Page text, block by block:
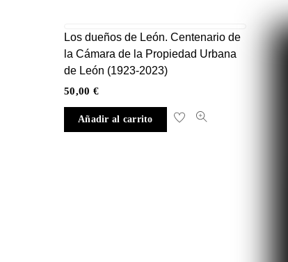
Los dueños de León. Centenario de
la Cámara de la Propiedad Urbana
de León (1923-2023)
50,00 €
Añadir al carrito